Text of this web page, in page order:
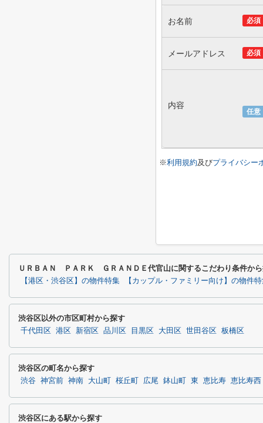
必須
お名前
必須
メールアドレス
任意
内容
※利用規約及びプライバシー
ＵＲＢＡＮ ＰＡＲＫ ＧＲＡＮＤＥ代官山に関するこだわり条件か
【港区・渋谷区】の物件特集 【カップル・ファミリー向け】の物件
渋谷区以外の市区町村から探す
千代田区 港区 新宿区 品川区 目黒区 大田区 世田谷区 板橋区
渋谷区の町名から探す
渋谷 神宮前 神南 大山町 桜丘町 広尾 鉢山町 東 恵比寿 恵比寿西
渋谷区にある駅から探す